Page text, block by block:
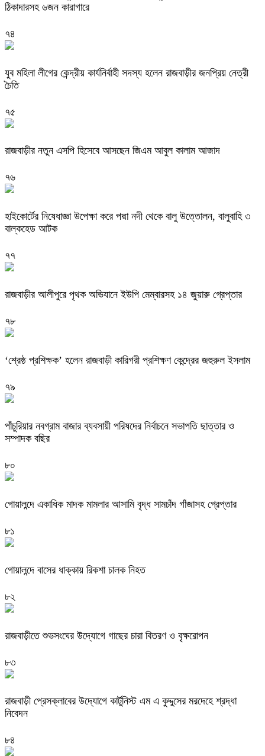
ঠিকাদারসহ ৬জন কারাগারে
৭৪
যুব মহিলা লীগের কেন্দ্রীয় কার্যনির্বাহী সদস্য হলেন রাজবাড়ীর জনপ্রিয় নেত্রী
চৈতি
৭৫
রাজবাড়ীর নতুন এসপি হিসেবে আসছেন জিএম আবুল কালাম আজাদ
৭৬
হাইকোর্টের নিষেধাজ্ঞা উপেক্ষা করে পদ্মা নদী থেকে বালু উত্তোলন, বালুবাহি ৩
বাল্কহেড আটক
৭৭
রাজবাড়ীর আলীপুরে পৃথক অভিযানে ইউপি মেম্বারসহ ১৪ জুয়ারু গ্রেপ্তার
৭৮
‘শ্রেষ্ঠ প্রশিক্ষক’ হলেন রাজবাড়ী কারিগরী প্রশিক্ষণ কেন্দ্রের জহুরুল ইসলাম
৭৯
পাঁচুরিয়ার নবগ্রাম বাজার ব্যবসায়ী পরিষদের নির্বাচনে সভাপতি ছাত্তার ও
সম্পাদক বছির
৮০
গোয়ালন্দে একাধিক মাদক মামলার আসামি বৃদ্ধ সামচাঁদ গাঁজাসহ গ্রেপ্তার
৮১
গোয়ালন্দে বাসের ধাক্কায় রিকশা চালক নিহত
৮২
রাজবাড়ীতে শুভসংঘের উদ্যোগে গাছের চারা বিতরণ ও বৃক্ষরোপন
৮৩
রাজবাড়ী প্রেসক্লাবের উদ্যোগে কার্টুনিস্ট এম এ কুদ্দুসের মরদেহে শ্রদ্ধা
নিবেদন
৮৪